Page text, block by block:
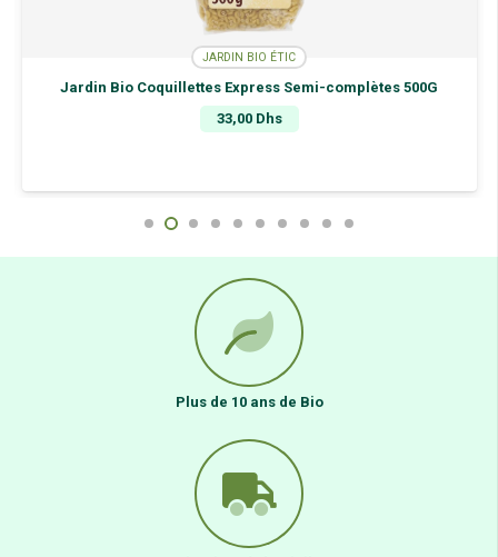
JARDIN BIO ÉTIC
Jardin Bio Coquillettes Express Semi-complètes 500G
33,00 Dhs
Plus de 10 ans de Bio